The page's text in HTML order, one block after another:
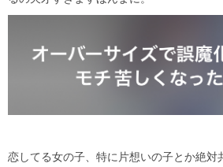
恋してる女の子、特に片想いの子とか絶対